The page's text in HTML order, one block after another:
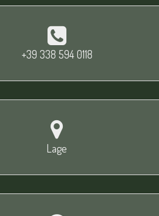
+39 338 594 0118
Lage